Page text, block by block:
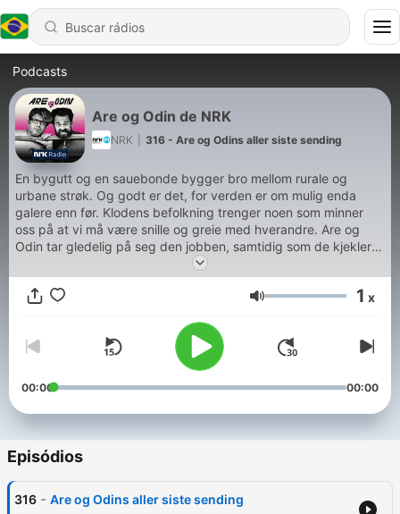
Podcasts
Are og Odin de NRK
NRK 316 - Are og Odins aller siste sending
En bygutt og en sauebonde bygger bro mellom rurale og
urbane strøk. Og godt er det, for verden er om mulig enda
galere enn før. Klodens befolkning trenger noen som minner
oss på at vi må være snille og greie med hverandre. Are og
Odin tar gledelig på seg den jobben, samtidig som de kjekler
og styrer og kauker og synger underveis. - Da Are og Odin
sluttet på P3 i 2005 oppsto et tomrom i norsk radio. Det ble
aldri fylt av noen andre, så da kom vi like godt tilbake på lufta,
Hør alle episodene i appen NRK Radio
Volume 1 x
00:00 00:00
Episódios
316 - Are og Odins aller siste sending